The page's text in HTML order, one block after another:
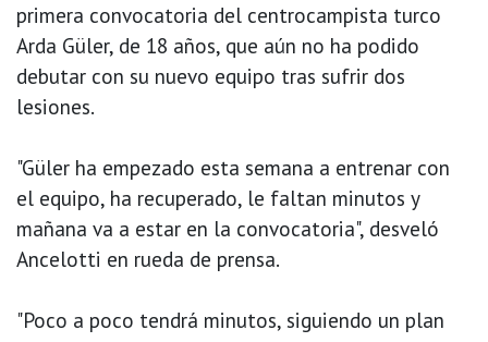
primera convocatoria del centrocampista turco
Arda Güler, de 18 años, que aún no ha podido
debutar con su nuevo equipo tras sufrir dos
lesiones.
"Güler ha empezado esta semana a entrenar con
el equipo, ha recuperado, le faltan minutos y
mañana va a estar en la convocatoria", desveló
Ancelotti en rueda de prensa.
"Poco a poco tendrá minutos, siguiendo un plan